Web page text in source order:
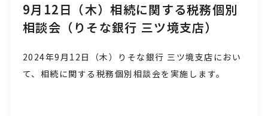
9月12日（木）相続に関する税務個別
相談会（りそな銀行 三ツ境支店）
2024年9月12 日（木）りそな銀行 三ツ境支店におい
て、相続に関する税務個別相談会を実施します。